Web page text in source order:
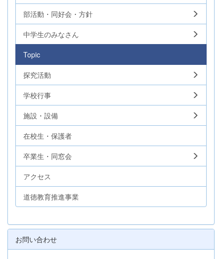
部活動・同好会・方針
中学生のみなさん
Topic
探究活動
学校行事
施設・設備
在校生・保護者
卒業生・同窓会
アクセス
道徳教育推進事業
お問い合わせ